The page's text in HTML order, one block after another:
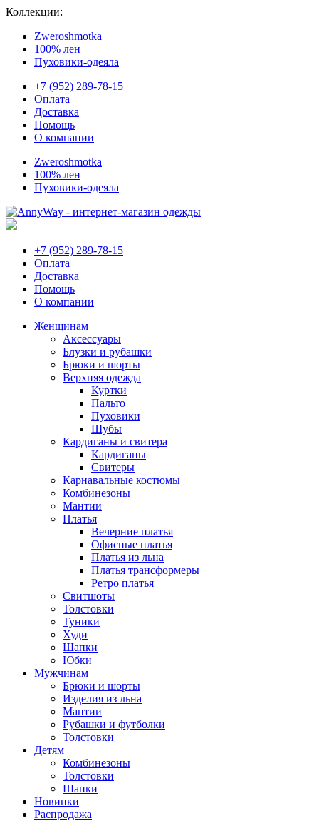
Коллекции:
Zweroshmotka
100% лен
Пуховики-одеяла
+7 (952) 289-78-15
Оплата
Доставка
Помощь
О компании
Zweroshmotka
100% лен
Пуховики-одеяла
+7 (952) 289-78-15
Оплата
Доставка
Помощь
О компании
Женщинам
Аксессуары
Блузки и рубашки
Брюки и шорты
Верхняя одежда
Куртки
Пальто
Пуховики
Шубы
Кардиганы и свитера
Кардиганы
Свитеры
Карнавальные костюмы
Комбинезоны
Мантии
Платья
Вечерние платья
Офисные платья
Платья из льна
Платья трансформеры
Ретро платья
Свитшоты
Толстовки
Туники
Худи
Шапки
Юбки
Мужчинам
Брюки и шорты
Изделия из льна
Мантии
Рубашки и футболки
Толстовки
Детям
Комбинезоны
Толстовки
Шапки
Новинки
Распродажа